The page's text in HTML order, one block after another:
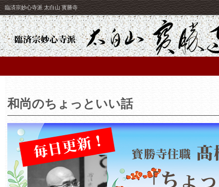
臨済宗妙心寺派 太白山 寳勝寺
和尚のちょっといい話